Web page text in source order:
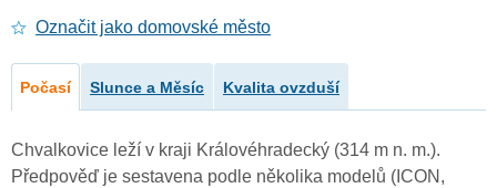
Označit jako domovské město
Počasí Slunce a Měsíc Kvalita ovzduší
Chvalkovice leží v kraji Královéhradecký (314 m n. m.).
Předpověď je sestavena podle několika modelů (ICON,